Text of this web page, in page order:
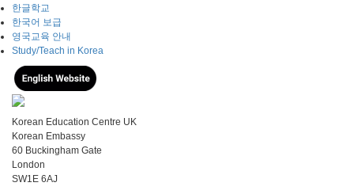
한글학교
한국어 보급
영국교육 안내
Study/Teach in Korea
Korean Education Centre UK
Korean Embassy
60 Buckingham Gate
London
SW1E 6AJ